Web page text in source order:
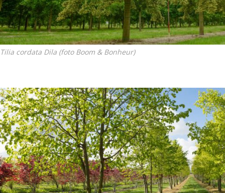
Tilia cordata Dila (foto Boom & Bonheur)